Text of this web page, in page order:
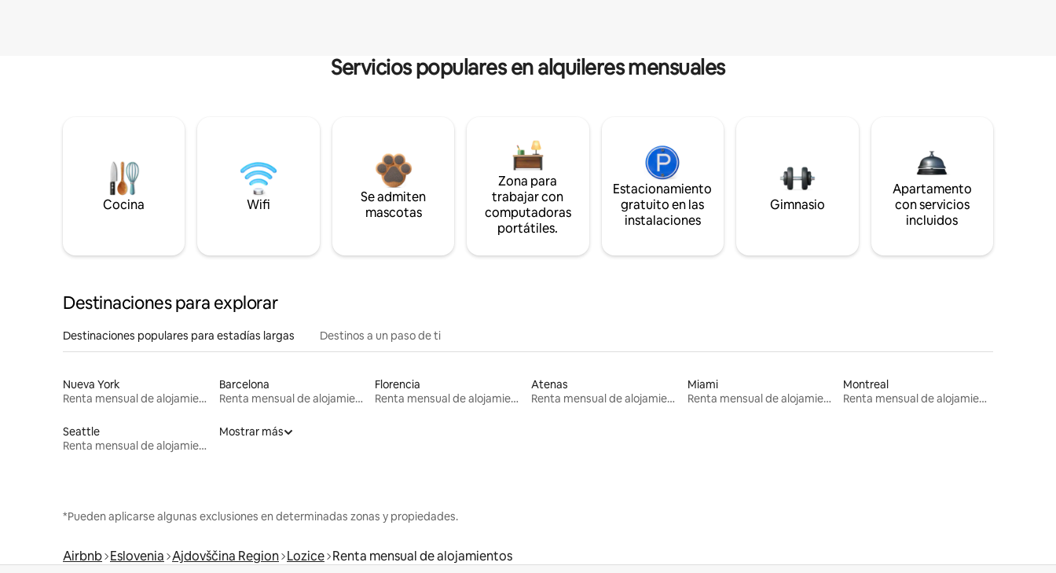
Servicios populares en alquileres mensuales
Cocina Wifi
Se admiten
mascotas
Zona para
trabajar con
computadoras
portátiles.
Estacionamiento
gratuito en las
instalaciones
Gimnasio
Apartamento
con servicios
incluidos
Destinaciones para explorar
Destinaciones populares para estadías largas Destinos a un paso de ti
Nueva York
Renta mensual de alojamientos
Barcelona
Renta mensual de alojamientos
Florencia
Renta mensual de alojamientos
Atenas
Renta mensual de alojamientos
Miami
Renta mensual de alojamientos
Montreal
Renta mensual de alojamientos
Seattle
Renta mensual de alojamientos
Mostrar más
*Pueden aplicarse algunas exclusiones en determinadas zonas y propiedades.
Airbnb Eslovenia Ajdovščina Region Lozice Renta mensual de alojamientos